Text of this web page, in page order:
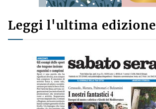
Leggi l'ultima edizione